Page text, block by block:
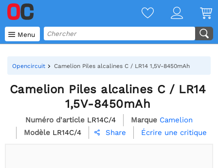
 Menu
Opencircuit Camelion Piles alcalines C / LR14 1,5V-8450mAh
Camelion Piles alcalines C / LR14
1,5V-8450mAh
Numéro d'article LR14C/4 Marque Camelion
Modèle LR14C/4  Share Écrire une critique